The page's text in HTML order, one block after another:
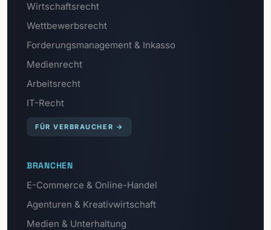
Wirtschaftsrecht
Wettbewerbsrecht
Forderungsmanagement & Inkasso
Medienrecht
Arbeitsrecht
IT-Recht
FÜR VERBRAUCHER →
BRANCHEN
E-Commerce & Online-Handel
Agenturen & Kreativwirtschaft
Medien & Unterhaltung